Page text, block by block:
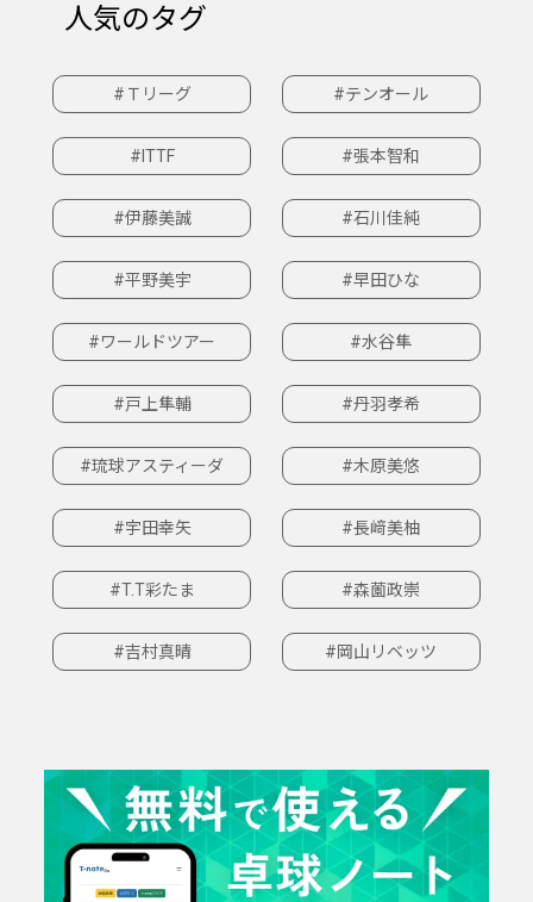
人気のタグ
#Ｔリーグ #テンオール
#ITTF #張本智和
#伊藤美誠 #石川佳純
#平野美宇 #早田ひな
#ワールドツアー #水谷隼
#戸上隼輔 #丹羽孝希
#琉球アスティーダ #木原美悠
#宇田幸矢 #長﨑美柚
#T.T彩たま #森薗政崇
#吉村真晴 #岡山リベッツ